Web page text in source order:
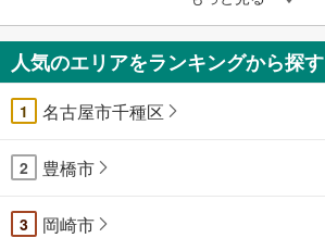
人気のエリアをランキングから探す
1 名古屋市千種区
2 豊橋市
3 岡崎市